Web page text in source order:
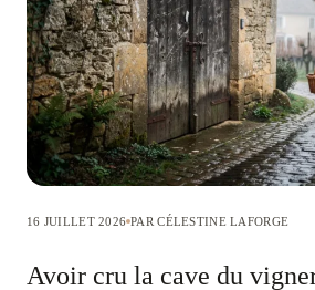
16 JUILLET 2026 PAR CÉLESTINE LAFORGE
Avoir cru la cave du